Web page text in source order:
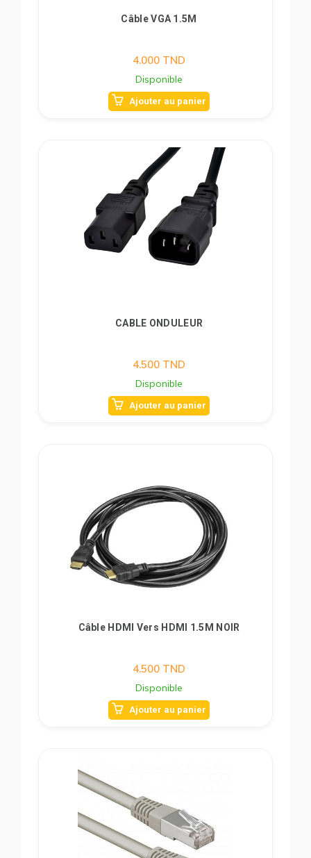
Câble VGA 1.5M
4.000 TND
Disponible
Ajouter au panier
CABLE ONDULEUR
4.500 TND
Disponible
Ajouter au panier
Câble HDMI Vers HDMI 1.5M NOIR
4.500 TND
Disponible
Ajouter au panier